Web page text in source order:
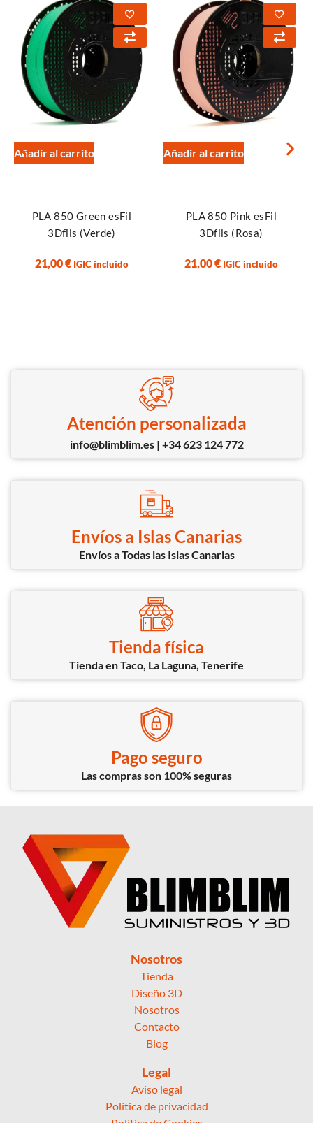
Añadir al carrito
PLA 850 Green esFil
3Dfils (Verde)
21,00€ IGIC incluido
Añadir al carrito
PLA 850 Pink esFil
3Dfils (Rosa)
21,00€ IGIC incluido
Atención personalizada
info@blimblim.es | +34 623 124 772
Envíos a Islas Canarias
Envíos a Todas las Islas Canarias
Tienda física
Tienda en Taco, La Laguna, Tenerife
Pago seguro
Las compras son 100% seguras
Nosotros
Tienda
Diseño 3D
Nosotros
Contacto
Blog
Legal
Aviso legal
Política de privacidad